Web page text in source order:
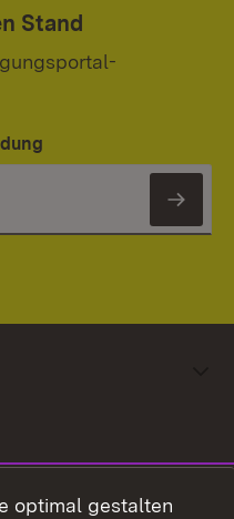
Stand
optimal gestalten